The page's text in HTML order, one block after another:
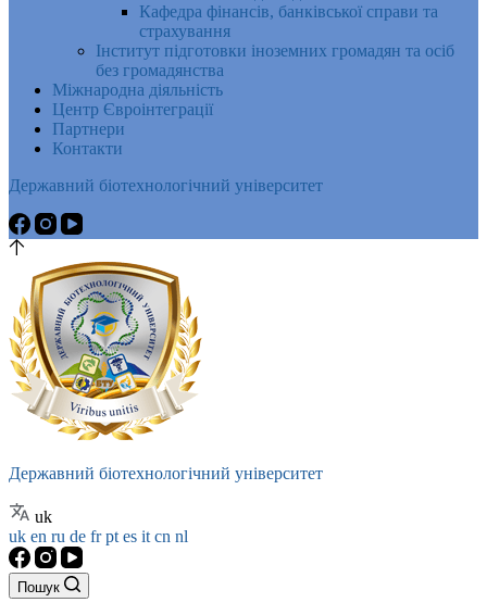
Кафедра фінансів, банківської справи та
страхування
Інститут підготовки іноземних громадян та осіб
без громадянства
Міжнародна діяльність
Центр Євроінтеграції
Партнери
Контакти
Державний біотехнологічний університет
Державний біотехнологічний університет
uk
uk en ru de frpt es it cn nl
Пошук